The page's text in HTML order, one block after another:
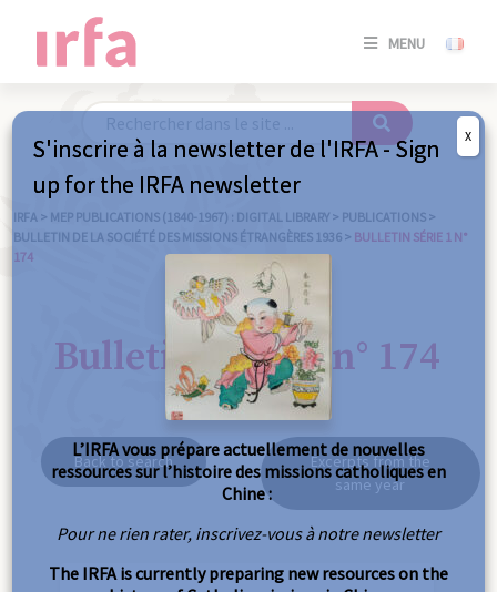
MENU
SE
/
IRFA > MEP PUBLICATIONS (1840-1967) : DIGITAL LIBRARY > PUBLICATIONS >
BULLETIN DE LA SOCIÉTÉ DES MISSIONS ÉTRANGÈRES 1936 > BULLETIN SÉRIE 1 N°
174
Bulletin série 1 n° 174
Back to search
Excerpts from the
same year
S'inscrire à la newsletter de l'IRFA - Sign
up for the IRFA newsletter
L’IRFA vous prépare actuellement de nouvelles
ressources sur l’histoire des missions catholiques en
Chine :
Pour ne rien rater, inscrivez-vous à notre newsletter
The IRFA is currently preparing new resources on the
X